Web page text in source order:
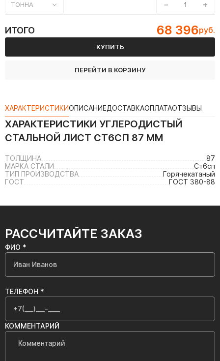
ТОННА − +
ИТОГО 68 396руб.
КУПИТЬ
ПЕРЕЙТИ В КОРЗИНУ
ХАРАКТЕРИСТИКИОПИСАНИЕДОСТАВКАОПЛАТАОТЗЫВЫ
ХАРАКТЕРИСТИКИ УГЛЕРОДИСТЫЙ
СТАЛЬНОЙ ЛИСТ СТ6СП 87 ММ
ТОЛЩИНА
87
МАРКА СТАЛИ
Ст6сп
ТИП ПРОИЗВОДСТВА
Горячекатаный
ГОСТ
ГОСТ 380-88
РАССЧИТАЙТЕ ЗАКАЗ
ФИО *
ТЕЛЕФОН *
КОММЕНТАРИЙ